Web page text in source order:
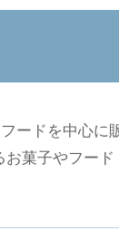
ードを中心に
菓子やフー